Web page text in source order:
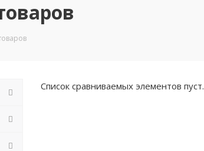
Список сравниваемых элементов пуст.